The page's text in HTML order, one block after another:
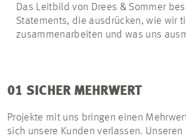
KARRIERE
KONTAKT
Das Leitbild von Drees & Sommer
Statements, die ausdrücken, wie wir
zusammenarbeiten und was uns
01 SICHER MEHRWERT
Projekte mit uns bringen einen
sich unsere Kunden verlassen.